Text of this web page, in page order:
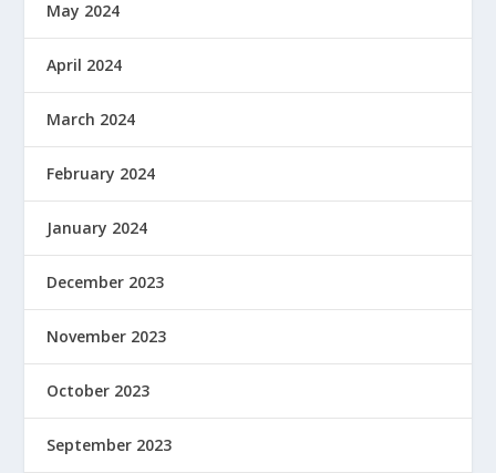
May 2024
April 2024
March 2024
February 2024
January 2024
December 2023
November 2023
October 2023
September 2023